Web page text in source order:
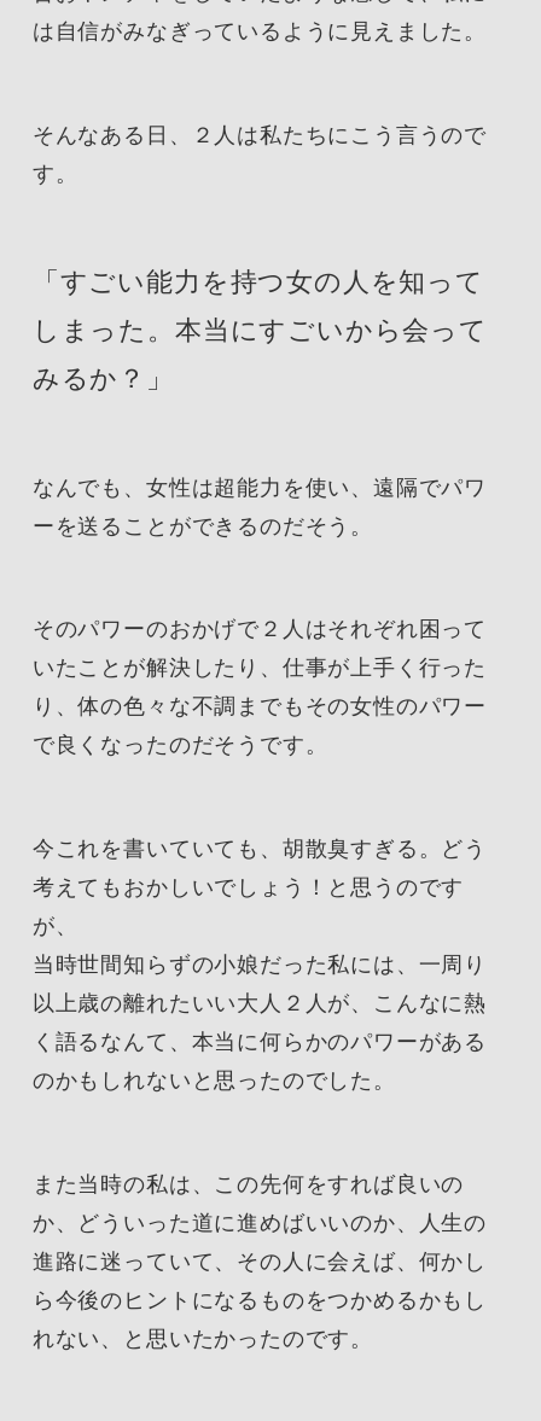
は自信がみなぎっているように見えました。
そんなある日、２人は私たちにこう言うので
す。
「すごい能力を持つ女の人を知って
しまった。本当にすごいから会って
みるか？」
なんでも、女性は超能力を使い、遠隔でパワ
ーを送ることができるのだそう。
そのパワーのおかげで２人はそれぞれ困って
いたことが解決したり、仕事が上手く行った
り、体の色々な不調までもその女性のパワー
で良くなったのだそうです。
今これを書いていても、胡散臭すぎる。どう
考えてもおかしいでしょう！と思うのです
が、
当時世間知らずの小娘だった私には、一周り
以上歳の離れたいい大人２人が、こんなに熱
く語るなんて、本当に何らかのパワーがある
のかもしれないと思ったのでした。
また当時の私は、この先何をすれば良いの
か、どういった道に進めばいいのか、人生の
進路に迷っていて、その人に会えば、何かし
ら今後のヒントになるものをつかめるかもし
れない、と思いたかったのです。